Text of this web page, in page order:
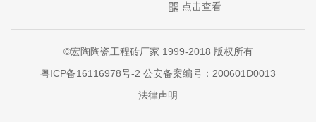
点击查看
©宏陶陶瓷工程砖厂家 1999-2018 版权所有
粤ICP备16116978号-2 公安备案编号：200601D0013
法律声明